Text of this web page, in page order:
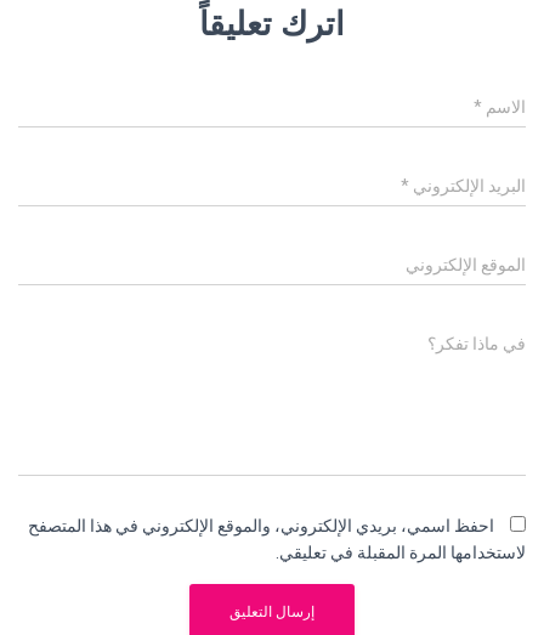
اترك تعليقاً
الاسم *
البريد الإلكتروني *
الموقع الإلكتروني
في ماذا تفكر؟
احفظ اسمي، بريدي الإلكتروني، والموقع الإلكتروني في هذا المتصفح
لاستخدامها المرة المقبلة في تعليقي.